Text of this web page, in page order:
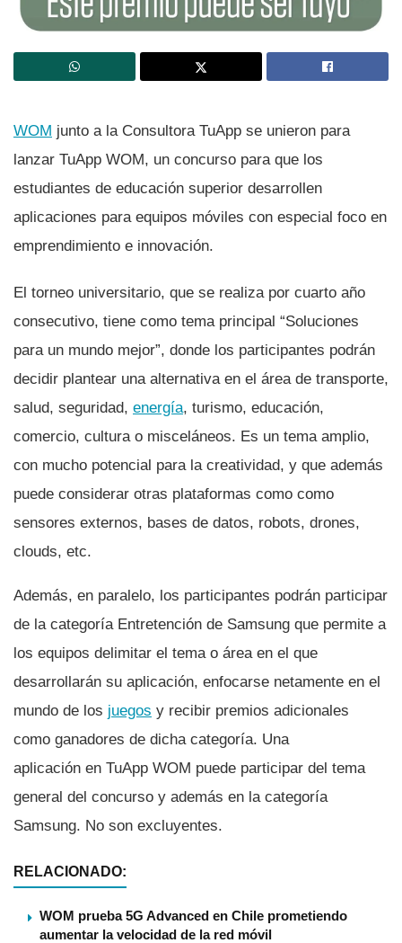
WOM junto a la Consultora TuApp se unieron para
lanzar TuApp WOM, un concurso para que los
estudiantes de educación superior desarrollen
aplicaciones para equipos móviles con especial foco en
emprendimiento e innovación.
El torneo universitario, que se realiza por cuarto año
consecutivo, tiene como tema principal “Soluciones
para un mundo mejor”, donde los participantes podrán
decidir plantear una alternativa en el área de transporte,
salud, seguridad, energí­a, turismo, educación,
comercio, cultura o misceláneos. Es un tema amplio,
con mucho potencial para la creatividad, y que además
puede considerar otras plataformas como como
sensores externos, bases de datos, robots, drones,
clouds, etc.
Además, en paralelo, los participantes podrán participar
de la categorí­a Entretención de Samsung que permite a
los equipos delimitar el tema o área en el que
desarrollarán su aplicación, enfocarse netamente en el
mundo de los juegos y recibir premios adicionales
como ganadores de dicha categorí­a. Una
aplicación en TuApp WOM puede participar del tema
general del concurso y además en la categorí­a
Samsung. No son excluyentes.
RELACIONADO:
WOM prueba 5G Advanced en Chile prometiendo
aumentar la velocidad de la red móvil